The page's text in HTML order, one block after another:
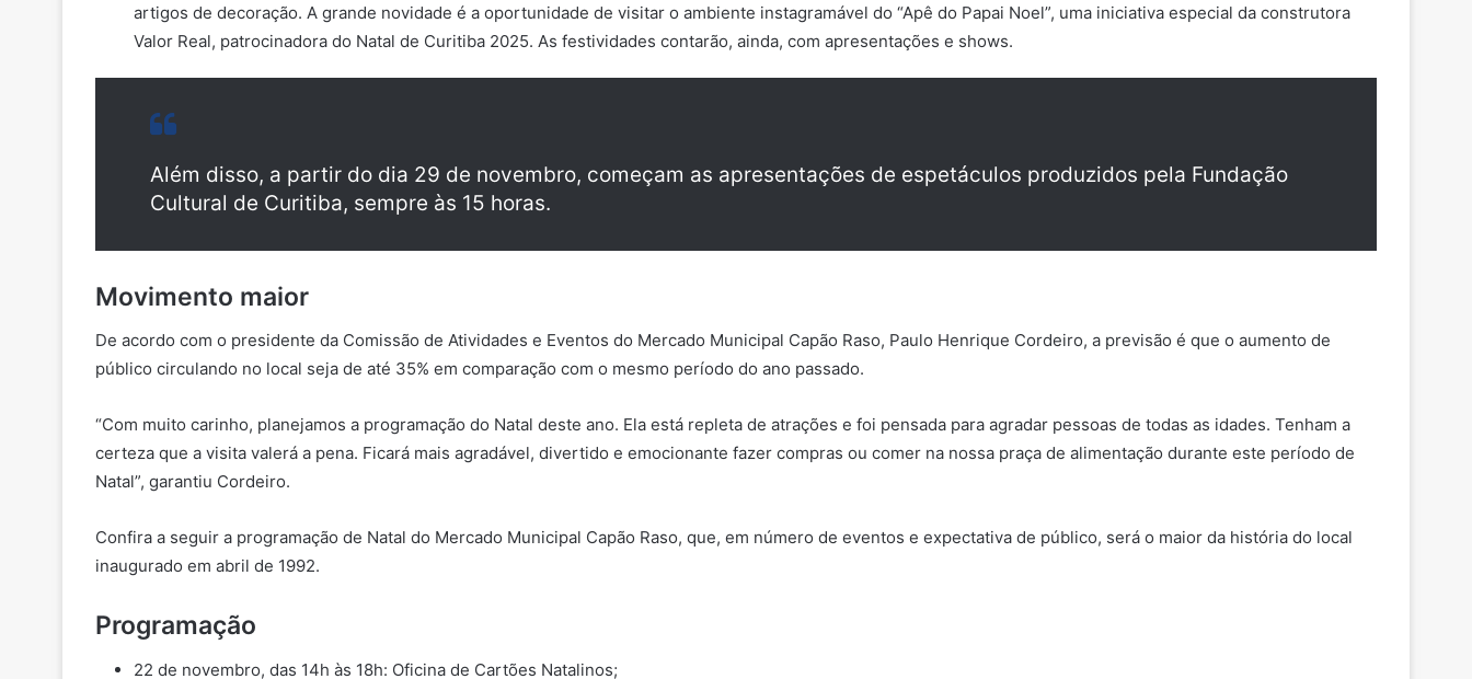
artigos de decoração. A grande novidade é a oportunidade de visitar o ambiente instagramável do “Apê do Papai Noel”, uma iniciativa especial da construtora
Valor Real, patrocinadora do Natal de Curitiba 2025. As festividades contarão, ainda, com apresentações e shows.
Além disso, a partir do dia 29 de novembro, começam as apresentações de espetáculos produzidos pela Fundação
Cultural de Curitiba, sempre às 15 horas.
Movimento maior
De acordo com o presidente da Comissão de Atividades e Eventos do Mercado Municipal Capão Raso, Paulo Henrique Cordeiro, a previsão é que o aumento de
público circulando no local seja de até 35% em comparação com o mesmo período do ano passado.
“Com muito carinho, planejamos a programação do Natal deste ano. Ela está repleta de atrações e foi pensada para agradar pessoas de todas as idades. Tenham a
certeza que a visita valerá a pena. Ficará mais agradável, divertido e emocionante fazer compras ou comer na nossa praça de alimentação durante este período de
Natal”, garantiu Cordeiro.
Confira a seguir a programação de Natal do Mercado Municipal Capão Raso, que, em número de eventos e expectativa de público, será o maior da história do local
inaugurado em abril de 1992.
Programação
22 de novembro, das 14h às 18h: Oficina de Cartões Natalinos;